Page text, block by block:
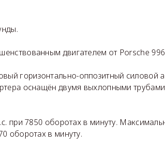
двигателем от Porsche
горизонтально-оппозитный силовой
оснащён двумя выхлопными
при 7850 оборотах в минуту.
оборотах в минуту.